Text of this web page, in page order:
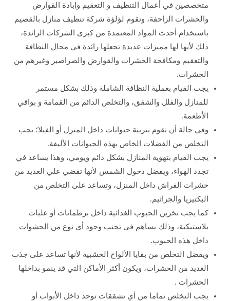
متخصصين في أعمال التنظيف و التعقيم وإبادة القوارض
والحشرات الزاحفة، وتقوم لؤلؤة شركة تنظيف منازل بالقصيم
باستخدام أحدث المواد المعتمدة من كبرى الشركات الرائدة،
ذلك لأنها لها مميزات عديدة تجعلها رائدة في مجال النظافة
والتعقيم ومكافحة الحشرات والقوارض والصراصير وغيرهم من
الحشرات.
يجب القيام بعملية النظافة الشاملة وذلك بشكل مستمر
للمنازل والفلل والشقق، والتخلص الدائم من القمامة و بواقي
الأطعمة.
وفي حالة أن تقوم بتربية حيوانات داخل المنزل أو الفيلا؛ يجب
التخلص من الفضلات الخاص بهذه الحيوانات الأليفة.
يجب القيام بتهوية المنازل بشكل دائم ويومي، وهذا يساعد في
تجدد الهواء، ويفضل دخول الشمس لأنها تقضي علي العديد من
حشرات الفراش داخل المنزل، وتساعد على التخلص من
البكتيريا والجراثيم.
كما يجب تخزين الحبوب الغذائية داخل برطمانات أو علبات
بلاستيكية، وذلك يساهم في تجنب وجود أي نوع من الحشوات
داخل هذه الحبوب.
ويفضل التخلص من بقايا الألواح الخشبية لأنها تساعد على جذب
العديد من الحشرات، ويكون أكثر الأماكن التي قد ينمو بداخلها
الحشرات .
يجب التخلص تماما من أي تشققات توجد داخل الأبواب أو